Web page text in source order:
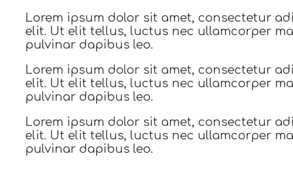
Lorem ipsum dolor sit amet, consectetur
elit. Ut elit tellus, luctus nec ullamcorper
pulvinar dapibus leo.
Lorem ipsum dolor sit amet, consectetur
elit. Ut elit tellus, luctus nec ullamcorper
pulvinar dapibus leo.
Lorem ipsum dolor sit amet, consectetur
elit. Ut elit tellus, luctus nec ullamcorper
pulvinar dapibus leo.